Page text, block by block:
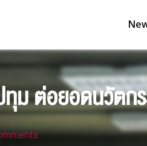
ม ต่อยอดนวัตก